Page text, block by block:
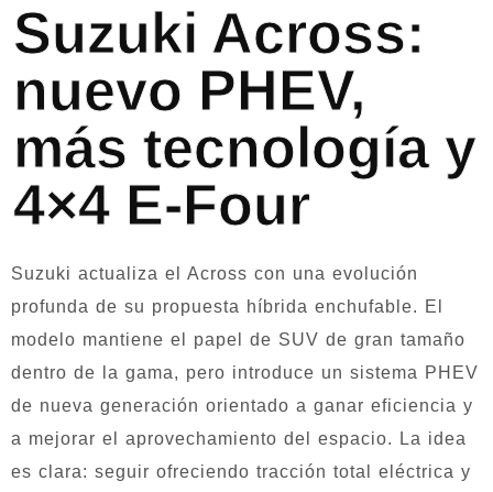
Suzuki Across:
nuevo PHEV,
más tecnología y
4×4 E-Four
Suzuki actualiza el Across con una evolución
profunda de su propuesta híbrida enchufable. El
modelo mantiene el papel de SUV de gran tamaño
dentro de la gama, pero introduce un sistema PHEV
de nueva generación orientado a ganar eficiencia y
a mejorar el aprovechamiento del espacio. La idea
es clara: seguir ofreciendo tracción total eléctrica y